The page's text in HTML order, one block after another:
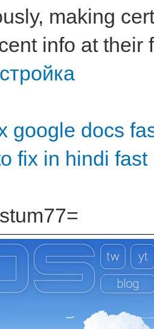
making
info at their
google docs
fix in hindi fast